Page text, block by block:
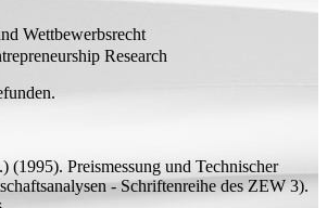
Wettbewerbsrecht
Research
) (1995). Preismessung und Technischer
- Schriftenreihe des ZEW3).